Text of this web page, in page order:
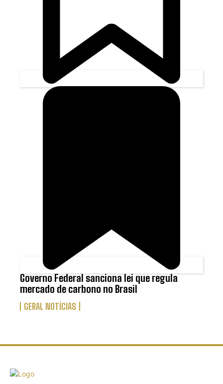
Governo Federal sanciona lei que regula
mercado de carbono no Brasil
GERAL NOTÍCIAS